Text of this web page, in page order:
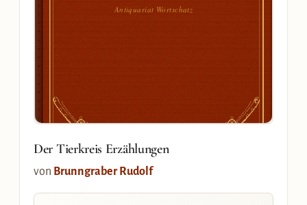
Antiquariat Wortschatz
Der Tierkreis Erzählungen
von Brunngraber Rudolf